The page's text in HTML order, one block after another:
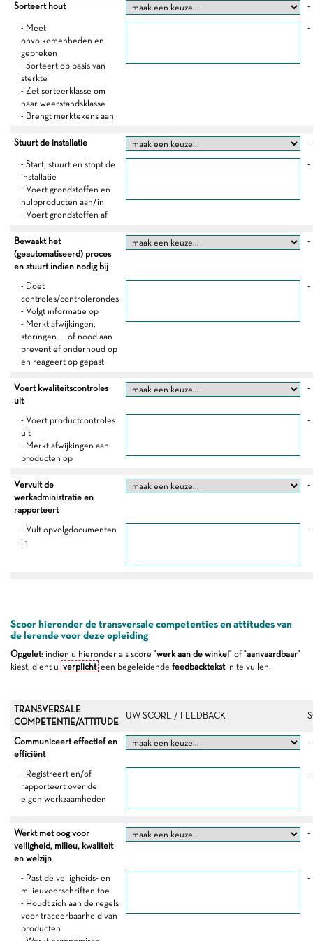
Sorteert hout
-
- Meet
onvolkomenheden en
gebreken
- Sorteert op basis van
sterkte
- Zet sorteerklasse om
naar weerstandsklasse
- Brengt merktekens aan
-
Stuurt de installatie -
- Start, stuurt en stopt de
installatie
- Voert grondstoffen en
hulpproducten aan/in
- Voert grondstoffen af
-
Bewaakt het
(geautomatiseerd) proces
en stuurt indien nodig bij
-
- Doet
controles/controlerondes
- Volgt informatie op
- Merkt afwijkingen,
storingen… of nood aan
preventief onderhoud op
en reageert op gepast
-
Voert kwaliteitscontroles
uit
-
- Voert productcontroles
uit
- Merkt afwijkingen aan
producten op
-
Vervult de
werkadministratie en
rapporteert
-
- Vult opvolgdocumenten
in
-
Scoor hieronder de transversale competenties en attitudes van
de lerende voor deze opleiding
Opgelet: indien u hieronder als score "werk aan de winkel " of "aanvaardbaar"
kiest, dient u verplicht een begeleidende feedbacktekstin te vullen.
TRANSVERSALE
COMPETENTIE/ATTITUDE
UW SCORE / FEEDBACK
Communiceert effectief en
efficiënt
-
- Registreert en/of
rapporteert over de
eigen werkzaamheden
-
Werkt met oog voor
veiligheid, milieu, kwaliteit
en welzijn
-
- Past de veiligheids- en
milieuvoorschriften toe
- Houdt zich aan de regels
voor traceerbaarheid van
producten
-